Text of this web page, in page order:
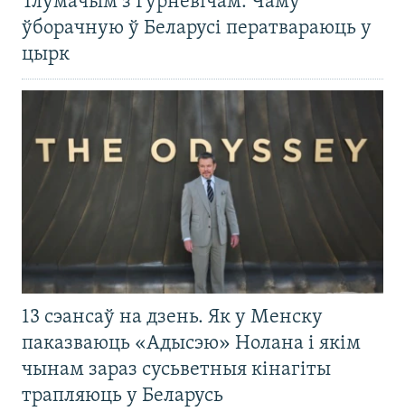
ўборачную ў Беларусі ператвараюць у
цырк
13 сэансаў на дзень. Як у Менску
паказваюць «Адысэю» Нолана і якім
чынам зараз сусьветныя кінагіты
трапляюць у Беларусь